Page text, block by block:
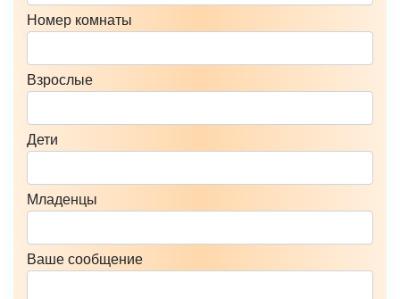
Номер комнаты
Взрослые
Дети
Младенцы
Ваше сообщение